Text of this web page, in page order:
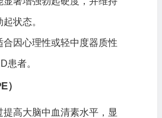
状态。
合因心理性或轻中度器质性
患者。
）
提高大脑中血清素水平，显